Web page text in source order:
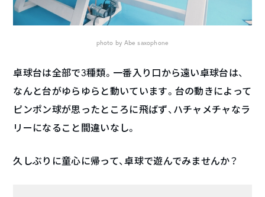
photo by Abe saxophone
卓球台は全部で3種類。一番入り口から遠い卓球台は、
なんと台がゆらゆらと動いています。台の動きによって
ピンポン球が思ったところに飛ばず、ハチャメチャなラ
リーになること間違いなし。
久しぶりに童心に帰って、卓球で遊んでみませんか？